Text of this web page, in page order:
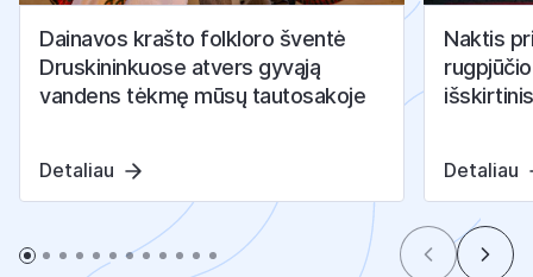
Dainavos krašto folkloro šventė
Druskininkuose atvers gyvąją
vandens tėkmę mūsų tautosakoje
Detaliau
Naktis
Detaliau